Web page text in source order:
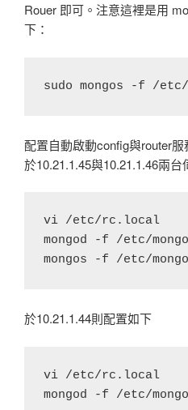
Rouer 即可。注意這裡是用
下：
配置自動啟動config與router服
於10.21.1.45與10.21.1.46兩台
vi /etc/rc.local
mongod -f /etc/
於10.21.1.44則配置如下
vi /etc/rc.local